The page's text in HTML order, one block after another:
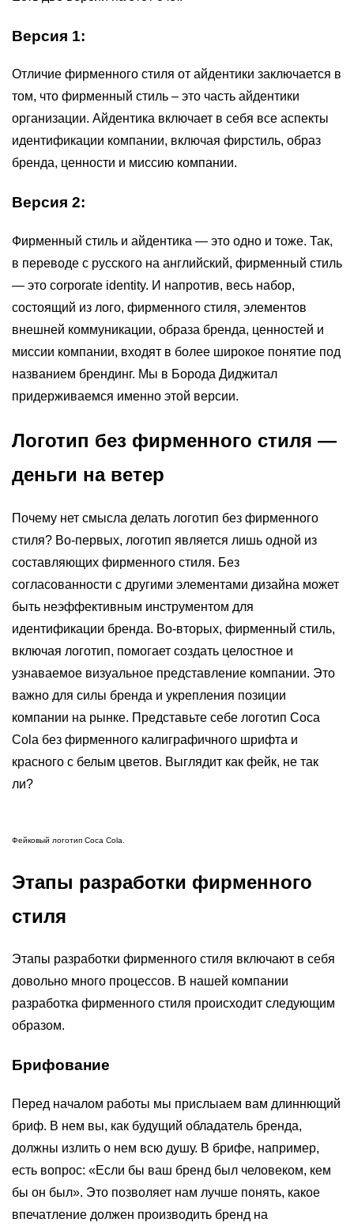
Версия 1:
Отличие фирменного стиля от айдентики заключается в
том, что фирменный стиль – это часть айдентики
организации. Айдентика включает в себя все аспекты
идентификации компании, включая фирстиль, образ
бренда, ценности и миссию компании.
Версия 2:
Фирменный стиль и айдентика — это одно и тоже. Так,
в переводе с русского на английский, фирменный стиль
— это corporate identity. И напротив, весь набор,
состоящий из лого, фирменного стиля, элементов
внешней коммуникации, образа бренда, ценностей и
миссии компании, входят в более широкое понятие под
названием брендинг. Мы в Борода Диджитал
придерживаемся именно этой версии.
Логотип без фирменного стиля —
деньги на ветер
Почему нет смысла делать логотип без фирменного
стиля? Во-первых, логотип является лишь одной из
составляющих фирменного стиля. Без
согласованности с другими элементами дизайна может
быть неэффективным инструментом для
идентификации бренда. Во-вторых, фирменный стиль,
включая логотип, помогает создать целостное и
узнаваемое визуальное представление компании. Это
важно для силы бренда и укрепления позиции
компании на рынке. Представьте себе логотип Coca
Cola без фирменного калиграфичного шрифта и
красного с белым цветов. Выглядит как фейк, не так
ли?
Фейковый логотип Coca Cola.
Этапы разработки фирменного
стиля
Этапы разработки фирменного стиля включают в себя
довольно много процессов. В нашей компании
разработка фирменного стиля происходит следующим
образом.
Брифование
Перед началом работы мы прислыаем вам длиннющий
бриф. В нем вы, как будущий обладатель бренда,
должны излить о нем всю душу. В брифе, например,
есть вопрос: «Если бы ваш бренд был человеком, кем
бы он был». Это позволяет нам лучше понять, какое
впечатление должен производить бренд на